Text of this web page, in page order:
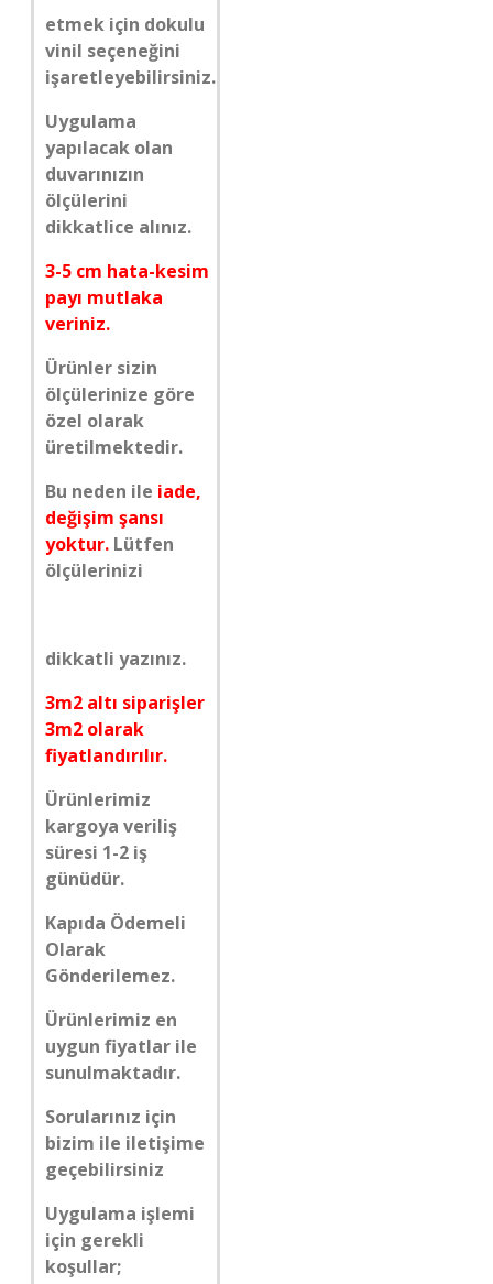
etmek için dokulu
vinil seçeneğini
işaretleyebilirsiniz.
Uygulama
yapılacak olan
duvarınızın
ölçülerini
dikkatlice alınız.
3-5 cm hata-kesim
payı mutlaka
veriniz.
Ürünler sizin
ölçülerinize göre
özel olarak
üretilmektedir.
Bu neden ile iade,
değişim şansı
yoktur. Lütfen
ölçülerinizi
dikkatli yazınız.
3m2 altı siparişler
3m2 olarak
fiyatlandırılır.
Ürünlerimiz
kargoya veriliş
süresi 1-2 iş
günüdür.
Kapıda Ödemeli
Olarak
Gönderilemez.
Ürünlerimiz en
uygun fiyatlar ile
sunulmaktadır.
Sorularınız için
bizim ile iletişime
geçebilirsiniz
Uygulama işlemi
için gerekli
koşullar;